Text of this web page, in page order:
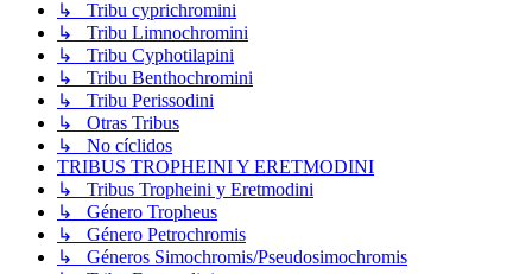
↳ Tribu cyprichromini
↳ Tribu Limnochromini
↳ Tribu Cyphotilapini
↳ Tribu Benthochromini
↳ Tribu Perissodini
↳ Otras Tribus
↳ No cíclidos
TRIBUS TROPHEINI Y ERETMODINI
↳ Tribus Tropheini y Eretmodini
↳ Género Tropheus
↳ Género Petrochromis
↳ Géneros Simochromis/Pseudosimochromis